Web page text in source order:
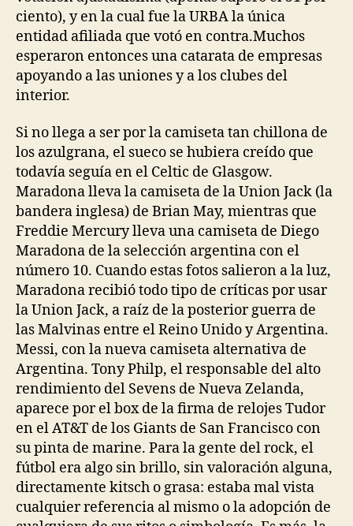
ciento), y en la cual fue la URBA la única
entidad afiliada que votó en contra.Muchos
esperaron entonces una catarata de empresas
apoyando a las uniones y a los clubes del
interior.
Si no llega a ser por la camiseta tan chillona de
los azulgrana, el sueco se hubiera creído que
todavía seguía en el Celtic de Glasgow.
Maradona lleva la camiseta de la Union Jack (la
bandera inglesa) de Brian May, mientras que
Freddie Mercury lleva una camiseta de Diego
Maradona de la selección argentina con el
número 10. Cuando estas fotos salieron a la luz,
Maradona recibió todo tipo de críticas por usar
la Union Jack, a raíz de la posterior guerra de
las Malvinas entre el Reino Unido y Argentina.
Messi, con la nueva camiseta alternativa de
Argentina. Tony Philp, el responsable del alto
rendimiento del Sevens de Nueva Zelanda,
aparece por el box de la firma de relojes Tudor
en el AT&T de los Giants de San Francisco con
su pinta de marine. Para la gente del rock, el
fútbol era algo sin brillo, sin valoración alguna,
directamente kitsch o grasa: estaba mal vista
cualquier referencia al mismo o la adopción de